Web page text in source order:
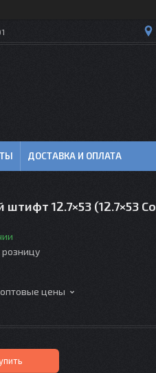
ДОСТАВКА И ОПЛАТА
штифт 12.7×53 (12.7×53
цены